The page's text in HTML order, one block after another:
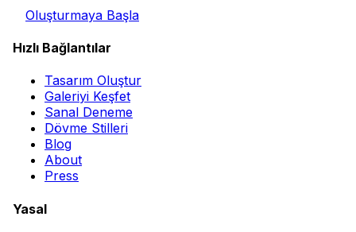
Oluşturmaya Başla
Hızlı Bağlantılar
Tasarım Oluştur
Galeriyi Keşfet
Sanal Deneme
Dövme Stilleri
Blog
About
Press
Yasal